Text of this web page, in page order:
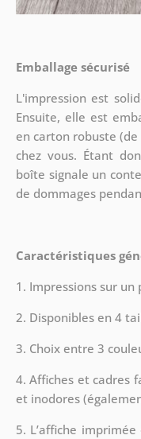
Emballage sécurisé
L'impression est
Ensuite, elle est
en carton robuste
chez vous. Étant
boîte signale un
de dommages
Caractéristiques
1. Impressions sur
2. Disponibles en 4
3. Choix entre 3
4. Affiches et cadres
et inodores
5. L’affiche